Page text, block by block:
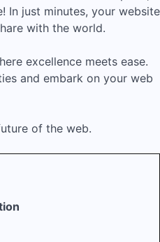
In just minutes, your website
with the world.
excellence meets ease.
and embark on your web
of the web.